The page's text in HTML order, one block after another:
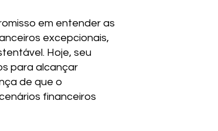
em entender as
excepcionais,
Hoje, seu
para alcançar
de que o
financeiros